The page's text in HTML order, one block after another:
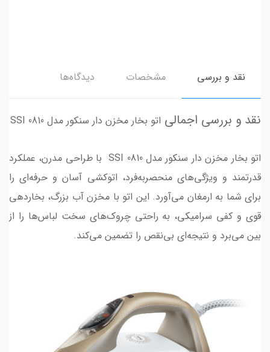
نقد و بررسی مشخصات دیدگاه‌ها
نقد و بررسی اجمالی اتو بخار مخزن دار سنکور مدل SSI 0810
اتو بخار مخزن دار سنکور مدل SSI 0810 با طراحی مدرن، عملکرد
قدرتمند و ویژگی‌های منحصربه‌فرد، اتوکشی آسان و حرفه‌ای را
برای شما به ارمغان می‌آورد. این اتو با مخزن آب بزرگ، بخاردهی
قوی و کفی سرامیکی، به راحتی چروک‌های سخت لباس‌ها را از
بین می‌برد و نتیجه‌ای بی‌نقص را تضمین می‌کند.